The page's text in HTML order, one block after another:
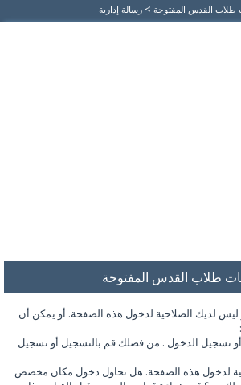
طلاب القدس المفتوحة > رسالة إدارية
طلاب القدس المفتوحة
لديك الصلاحية لدخول هذه الصفحة. أو يمكن أن
تسجيل الدخول . من فضلك قم بالتسجيل أو تسجيل
لدخول هذه الصفحة. هل تحاول دخول مكان مخصص